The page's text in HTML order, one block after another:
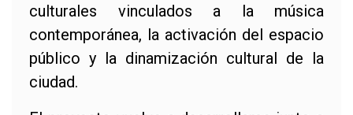
culturales vinculados a la música
contemporánea, la activación del espacio
público y la dinamización cultural de la
ciudad.